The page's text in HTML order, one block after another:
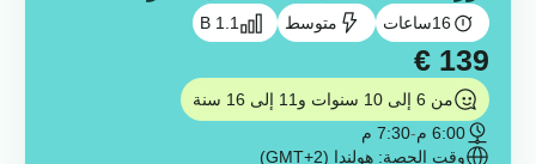
16ساعات متوسط B 1.1
€ 139
من 6 إلى 10 سنوات و11 إلى 16 سنة
6:00 م
-7:30 م
وقت الحصة: هولندا (GMT+2)